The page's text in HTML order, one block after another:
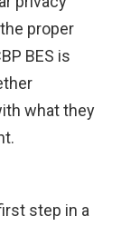
proper
BES is
what they
step in a